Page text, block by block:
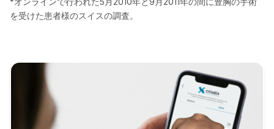
を受けた患者様のスイスの調査。